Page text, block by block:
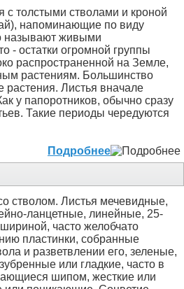
с толстыми стволами и кроной
напоминающие по виду
называют живыми
- остатки огромной группы
распространенной на Земле,
растениям. Большинство
растения. Листья вначале
у папоротников, обычно сразу
Такие периоды чередуются
Подробнее
стволом. Листья мечевидные,
ланцетные, линейные, 25-
часто желобчато
пластинки, собранные
и разветвлении его, зеленые,
или гладкие, часто в
шипом, жесткие или